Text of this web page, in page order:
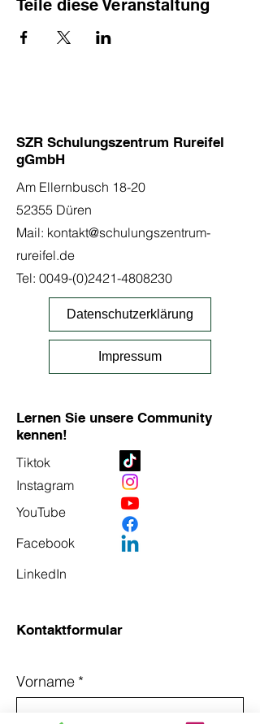
Teile diese Veranstaltung
SZR Schulungszentrum Rureifel
gGmbH
Am Ellernbusch 18-20
52355 Düren
Mail: kontakt@schulungszentrum-
rureifel.de
Tel: 0049-(0)2421-4808230
Datenschutzerklärung
Impressum
Lernen Sie unsere Community
kennen!
Tiktok
Instagram
YouTube
Facebook
LinkedIn
Kontaktformular
Vorname *